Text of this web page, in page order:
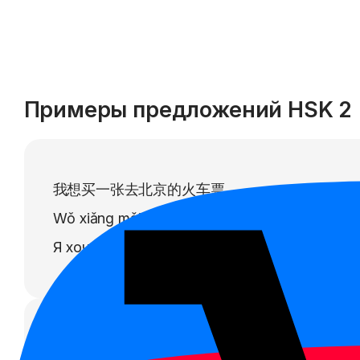
Примеры предложений HSK 2
我想买一张去北京的火车票。
Wǒ xiǎng mǎi yì zhāng qù Běijīng de huǒchē
Я хочу купить билет на поезд до Пекина.